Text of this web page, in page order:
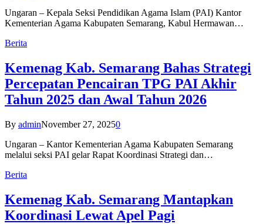
Ungaran – Kepala Seksi Pendidikan Agama Islam (PAI) Kantor
Kementerian Agama Kabupaten Semarang, Kabul Hermawan…
Berita
Kemenag Kab. Semarang Bahas Strategi
Percepatan Pencairan TPG PAI Akhir
Tahun 2025 dan Awal Tahun 2026
By adminNovember 27, 20250
Ungaran – Kantor Kementerian Agama Kabupaten Semarang
melalui seksi PAI gelar Rapat Koordinasi Strategi dan…
Berita
Kemenag Kab. Semarang Mantapkan
Koordinasi Lewat Apel Pagi